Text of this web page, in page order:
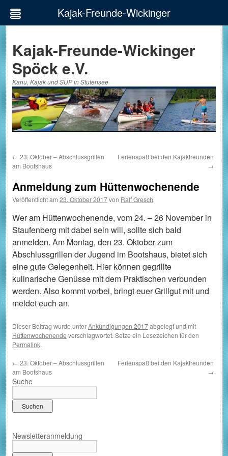
springen
Kajak-Freunde-Wickinger
Spöck e.V.
Kanu, Kajak und SUP in Stutensee
← 23. Oktober – Abschlussgrillen
am Bootshaus
Ferienspaß bei den Kajakfreunden
→
Anmeldung zum Hüttenwochenende
Veröffentlicht am 23. Oktober 2017von Ralf Gresch
Wer am Hüttenwochenende, vom 24. – 26 November in
Staufenberg mit dabei sein will, sollte sich bald
anmelden. Am Montag, den 23. Oktober zum
Abschlussgrillen der Jugend im Bootshaus, bietet sich
eine gute Gelegenheit. Hier können gegrillte
kulinarische Genüsse mit dem Praktischen verbunden
werden. Also kommt vorbei, bringt euer Grillgut mit und
meldet euch an.
Dieser Beitrag wurde unterAnkündigungen 2017abgelegt und mit
Hüttenwochenende verschlagwortet. Setze ein Lesezeichen für den
Permalink.
← 23. Oktober – Abschlussgrillen
am Bootshaus
Ferienspaß bei den Kajakfreunden
→
Suche
Newsletteranmeldung
Kajak-Freunde-Wickinger